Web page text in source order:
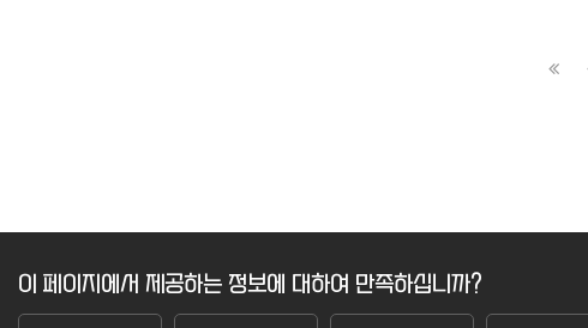
이 페이지에서 제공하는 정보에 대하여 만족하십니까?